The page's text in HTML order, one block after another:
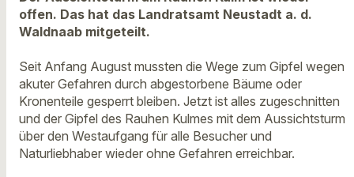
offen. Das hat das Landratsamt Neustadt a. d.
Waldnaab mitgeteilt.
Seit Anfang August mussten die Wege zum Gipfel wegen
akuter Gefahren durch abgestorbene Bäume oder
Kronenteile gesperrt bleiben. Jetzt ist alles zugeschnitten
und der Gipfel des Rauhen Kulmes mit dem Aussichtsturm
über den Westaufgang für alle Besucher und
Naturliebhaber wieder ohne Gefahren erreichbar.